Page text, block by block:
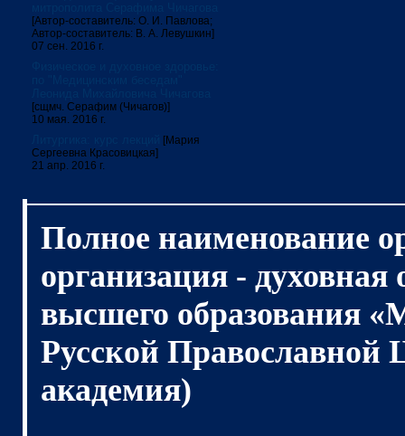
[Автор-составитель: О. И. Павлова;
Автор-составитель: В. А. Левушкин]
07 сен. 2016 г.
[сщмч. Серафим (Чичагов)]
10 мая. 2016 г.
[Мария
Сергеевна Красовицкая]
21 апр. 2016 г.
Полное наименование
организация - духовная
высшего образования
Русской Православной
академия)